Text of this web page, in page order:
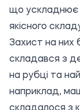
що ускладнює
якісного
Захист на них
складався з
на рубці та
наприклад,
складалося з